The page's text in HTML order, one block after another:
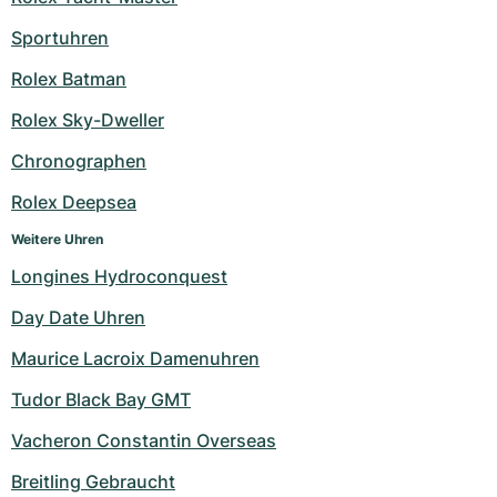
Damenuhren
Damenuhren
Sportuhren
Rolex Batman
Rolex Sky-Dweller
Chronographen
Rolex Deepsea
Weitere Uhren
Longines Hydroconquest
Day Date Uhren
Maurice Lacroix Damenuhren
Tudor Black Bay GMT
Vacheron Constantin Overseas
Breitling Gebraucht